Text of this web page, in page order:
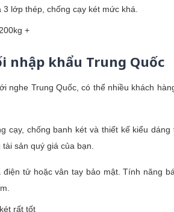
lớp thép, chống cạy két mức khá.
+
nhập khẩu Trung Quốc
nghe Trung Quốc, có thể nhiều khách
cạy, chống banh két và thiết kế kiểu
sản quý giá của bạn.
tử hoặc vân tay bảo mật. Tính năng
rất tốt